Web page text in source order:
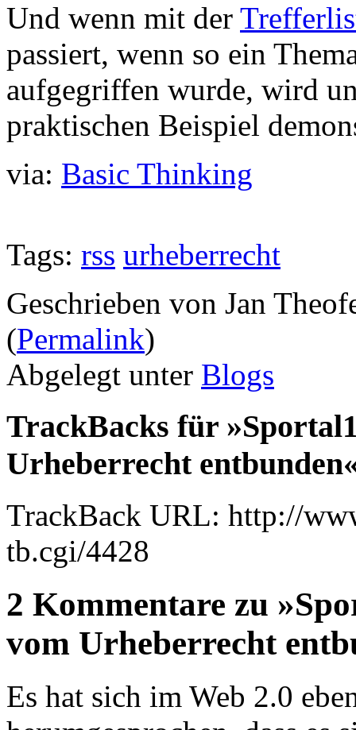
Und wenn mit der
passiert, wenn so ein
aufgegriffen wurde, wird
praktischen Beispiel
via: Basic Thinking
Tags: rss urheberrecht
Geschrieben von Jan
(Permalink)
Abgelegt unter Blogs
TrackBacks für
Urheberrecht
TrackBack URL: http://
tb.cgi/4428
2 Kommentare zu
vom Urheberrecht
Es hat sich im Web 2.0